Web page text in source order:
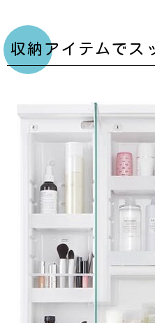
収納アイテムでス